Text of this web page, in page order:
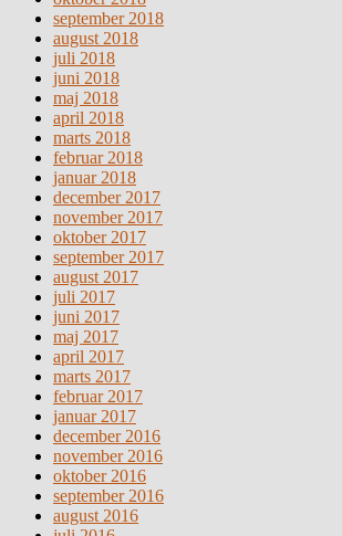
september 2018
august 2018
juli 2018
juni 2018
maj 2018
april 2018
marts 2018
februar 2018
januar 2018
december 2017
november 2017
oktober 2017
september 2017
august 2017
juli 2017
juni 2017
maj 2017
april 2017
marts 2017
februar 2017
januar 2017
december 2016
november 2016
oktober 2016
september 2016
august 2016